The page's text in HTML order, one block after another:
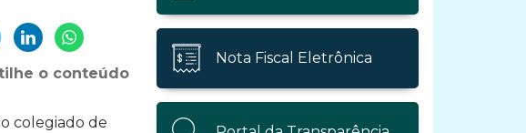
o conteúdo
colegiado de
Nota Fiscal Eletrônica